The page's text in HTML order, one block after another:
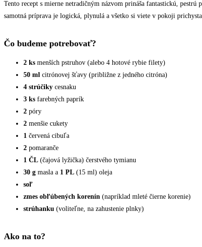
Tento recept s mierne netradičným názvom prináša fantastickú,
samotná príprava je logická, plynulá a všetko si viete v pokoji
Čo budeme potrebovať?
2 ks menších pstruhov (alebo 4 hotové rybie filety)
50 ml citrónovej šťavy (približne z jedného citróna)
4 strúčiky cesnaku
3 ks farebných paprík
2 póry
2 menšie cukety
1 červená cibuľa
2 pomaranče
1 ČL (čajová lyžička) čerstvého tymianu
30 g masla a 1 PL (15 ml) oleja
soľ
zmes obľúbených korenín (napríklad mleté čierne korenie)
strúhanku (voliteľne, na zahustenie plnky)
Ako na to?